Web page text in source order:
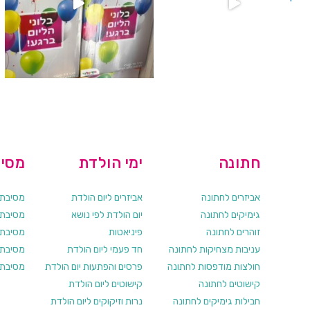
מסיבת
מסיבת
מסיבת
מסיבת
מסיבת
ימי הולדת
אביזרים ליום הולדת
יום הולדת לפי נושא
פיניאטות
חד פעמי ליום הולדת
פרסים והפתעות יום הולדת
קישוטים ליום הולדת
נרות וזיקוקים ליום הולדת
חתונה
אביזרים לחתונה
גימיקים לחתונה
זוהרים לחתונה
עניבות מצחיקות לחתונה
חולצות מודפסות לחתונה
קישוטים לחתונה
חבילות גימיקים לחתונה